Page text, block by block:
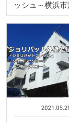
ッシュ～横浜